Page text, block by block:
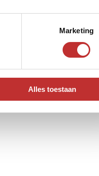
Marketing
Alles toestaan